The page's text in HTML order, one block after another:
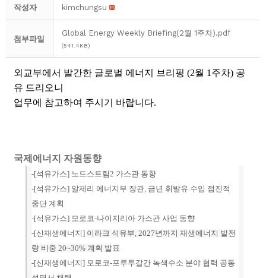
작성자 kimchungsu
첨부파일
Global Energy Weekly Briefing(2월 1주차).pdf
(541.4KB)
외교부에서 발간한 글로벌 에너지 브리핑 (2월 1주차) 공
유 드리오니
업무에 참고하여 주시기 바랍니다.
국제에너지 자원동향
-[석유가스] 노드스트림2 가스관 동향
-[석유가스] 알제리 에너지부 장관, 금년 휘발유 수입 점진적
중단 계획
-[석유가스] 모로코-나이지리아 가스관 사업 동향
-[신재생에너지] 이라크 석유부, 2027년까지 재생에너지 발전
량 비중 20~30% 계획 발표
-[신재생에너지] 모로코-포루투갈간 녹색수소 분야 협력 공동